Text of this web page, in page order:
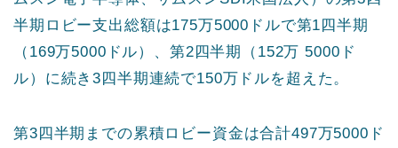
半期ロビー支出総額は175万5000ドルで第1四半期
（169万5000ドル）、第2四半期（152万 5000ド
ル）に続き3四半期連続で150万ドルを超えた。
第3四半期までの累積ロビー資金は合計497万5000ド